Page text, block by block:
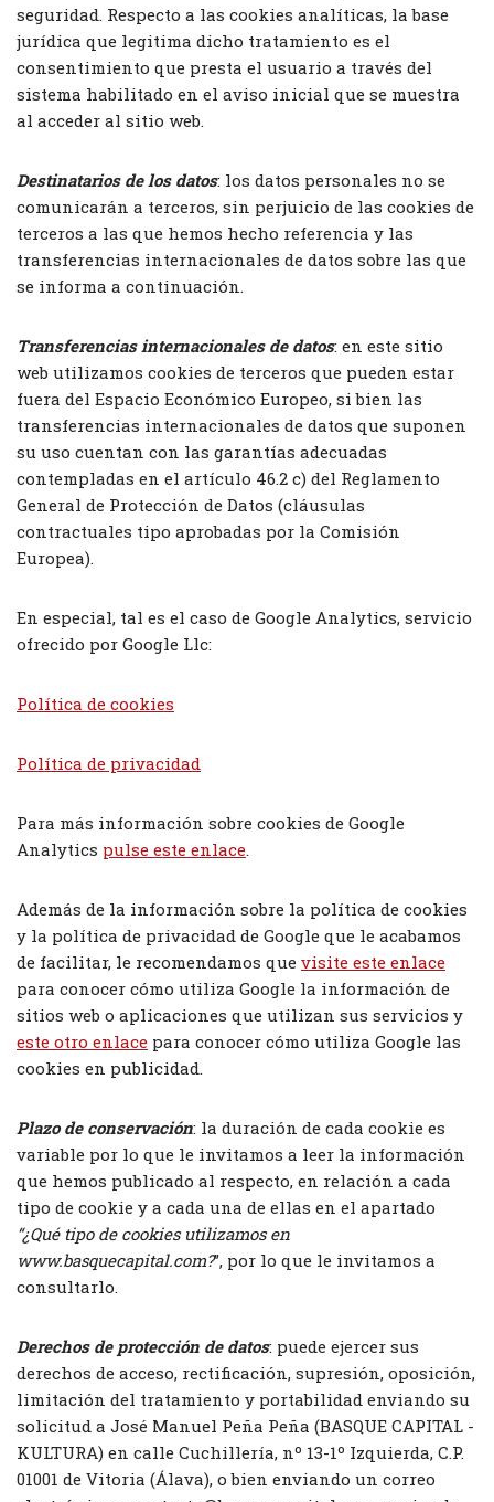
seguridad. Respecto a las cookies analíticas, la base
jurídica que legitima dicho tratamiento es el
consentimiento que presta el usuario a través del
sistema habilitado en el aviso inicial que se muestra
al acceder al sitio web.
Destinatarios de los datos: los datos personales no se
comunicarán a terceros, sin perjuicio de las cookies de
terceros a las que hemos hecho referencia y las
transferencias internacionales de datos sobre las que
se informa a continuación.
Transferencias internacionales de datos: en este sitio
web utilizamos cookies de terceros que pueden estar
fuera del Espacio Económico Europeo, si bien las
transferencias internacionales de datos que suponen
su uso cuentan con las garantías adecuadas
contempladas en el artículo 46.2 c) del Reglamento
General de Protección de Datos (cláusulas
contractuales tipo aprobadas por la Comisión
Europea).
En especial, tal es el caso de Google Analytics, servicio
ofrecido por Google Llc:
Política de cookies
Política de privacidad
Para más información sobre cookies de Google
Analytics pulse este enlace.
Además de la información sobre la política de cookies
y la política de privacidad de Google que le acabamos
de facilitar, le recomendamos que visite este enlace
para conocer cómo utiliza Google la información de
sitios web o aplicaciones que utilizan sus servicios y
este otro enlace para conocer cómo utiliza Google las
cookies en publicidad.
Plazo de conservación: la duración de cada cookie es
variable por lo que le invitamos a leer la información
que hemos publicado al respecto, en relación a cada
tipo de cookie y a cada una de ellas en el apartado
“¿Qué tipo de cookies utilizamos en
www.basquecapital.com?”, por lo que le invitamos a
consultarlo.
Derechos de protección de datos: puede ejercer sus
derechos de acceso, rectificación, supresión, oposición,
limitación del tratamiento y portabilidad enviando su
solicitud a José Manuel Peña Peña (BASQUE CAPITAL -
KULTURA) en calle Cuchillería, nº 13-1º Izquierda, C.P.
01001 de Vitoria (Álava), o bien enviando un correo